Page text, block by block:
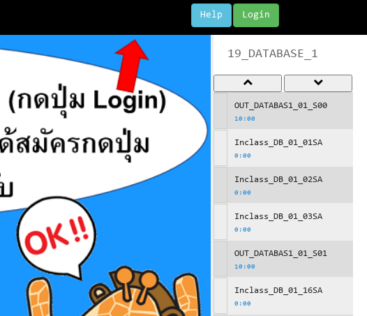
Login
Help
19_DATABASE_1
OUT_DATABAS1_01_S00
10:00
Inclass_DB_01_01SA
0:00
Inclass_DB_01_02SA
0:00
Inclass_DB_01_03SA
0:00
OUT_DATABAS1_01_S01
10:00
Inclass_DB_01_16SA
0:00